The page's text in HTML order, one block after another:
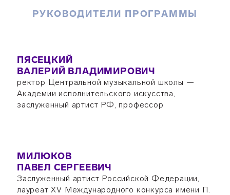
РУКОВОДИТЕЛИ ПРОГРАММЫ
ПЯСЕЦКИЙ
ВАЛЕРИЙ ВЛАДИМИРОВИЧ
ректор Центральной музыкальной школы —
Академии исполнительского искусства,
заслуженный артист РФ, профессор
МИЛЮКОВ
ПАВЕЛ СЕРГЕЕВИЧ
Заслуженный артист Российской Федерации,
лауреат XV Международного конкурса имени П.